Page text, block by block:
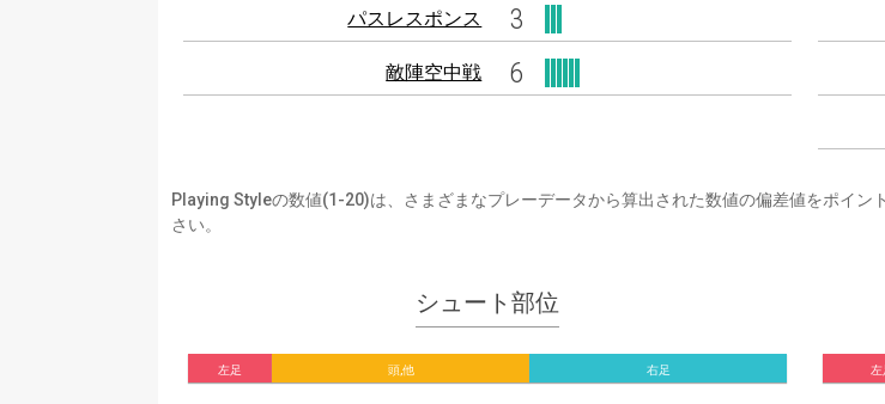
パスレスポンス 3
敵陣空中戦 6
Playing Styleの数値(1-20)は、さまざまなプレーデータから算出された数値の偏差値をポイン
さい。
シュート部位
左足 頭,他 右足 左